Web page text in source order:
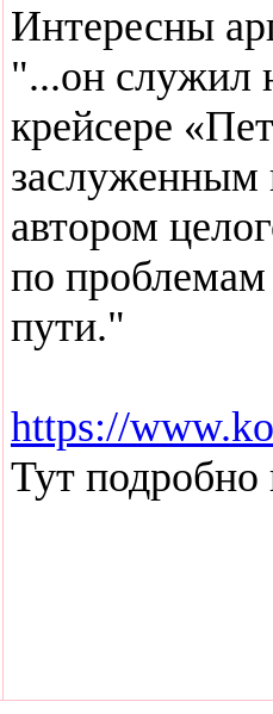
Интересны
"...он служил
крейсере
заслуженным
автором
по проблемам
пути."
https://
Тут подробно